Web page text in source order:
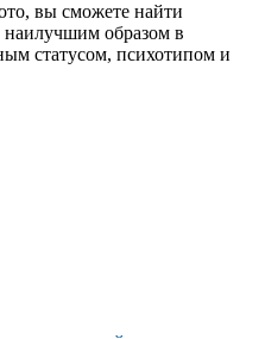
вы сможете найти
наилучшим образом в
статусом, психотипом и